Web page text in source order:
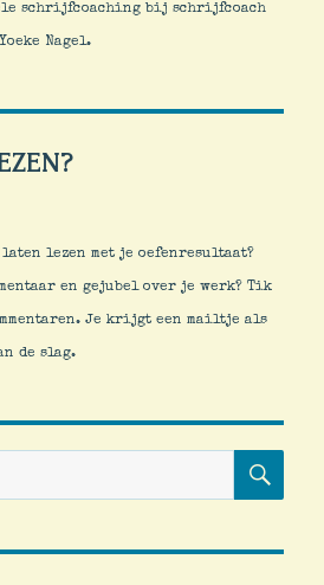
schrijfcoaching bij schrijfcoach
Nagel.
laten lezen met je oefenresultaat?
en gejubel over je werk? Tik
Je krijgt een mailtje als
de slag.